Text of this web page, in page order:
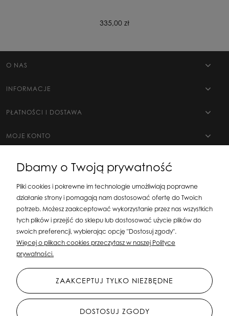
335,00 zł
O NAS
INFORMACJE
PŁATNOŚCI I DOSTAWA
MOJE KONTO
Silit Group Maciej Suska
| ul. Astronomów 16, 80-299 Gdańsk, woj. pomorskie
sklepsusetti@gmail.com
Tel.: 508-107-233 | NIP: 5841956567 REGON:
Dbamy o Twoją prywatność
Pliki cookies i pokrewne im technologie umożliwiają poprawne
działanie strony i pomagają nam dostosować ofertę do Twoich
potrzeb. Możesz zaakceptować wykorzystanie przez nas wszystkich
tych plików i przejść do sklepu lub dostosować użycie plików do
swoich preferencji, wybierając opcję "Dostosuj zgody".
Więcej o plikach cookies przeczytasz w naszej Polityce
prywatności.
ZAAKCEPTUJ TYLKO NIEZBĘDNE
DOSTOSUJ ZGODY